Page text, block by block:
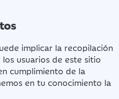
implicar la recopilación
usuarios de este sitio
cumplimiento de la
en tu conocimiento la